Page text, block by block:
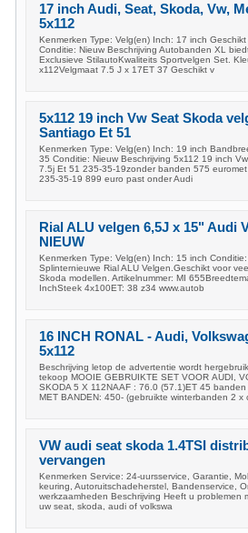
17 inch Audi, Seat, Skoda, Vw,
5x112
Kenmerken Type: Velg(en) Inch: 17 inch
Conditie: Nieuw Beschrijving Autobanden XL
Exclusieve StilautoKwaliteits Sportvelgen Set.
x112Velgmaat 7.5 J x 17ET 37 Geschikt v
5x112 19 inch Vw Seat Skoda
Santiago Et 51
Kenmerken Type: Velg(en) Inch: 19 inch
35 Conditie: Nieuw Beschrijving 5x112 19 inch
7.5j Et 51 235-35-19zonder banden 575
235-35-19 899 euro past onder Audi
Rial ALU velgen 6,5J x 15" Audi
NIEUW
Kenmerken Type: Velg(en) Inch: 15 inch
Splinternieuwe Rial ALU Velgen.Geschikt voor
Skoda modellen. Artikelnummer: MI
InchSteek 4x100ET: 38 z34 www.autob
16 INCH RONAL - Audi,
5x112
Beschrijving letop de advertentie wordt
tekoop MOOIE GEBRUIKTE SET VOOR AUDI,
SKODA 5 X 112NAAF : 76.0 (57.1)ET 45
MET BANDEN: 450- (gebruikte winterbanden 2 x
VW audi seat skoda 1.4TSI
vervangen
Kenmerken Service: 24-uursservice, Garantie,
keuring, Autoruitschadeherstel, Bandenservice,
werkzaamheden Beschrijving Heeft u problemen
uw seat, skoda, audi of volkswa